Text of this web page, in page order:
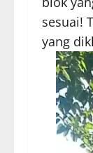
sesuai!
yang